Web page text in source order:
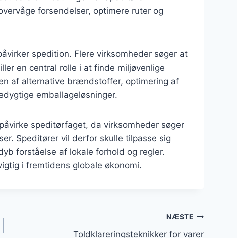
forsendelser, optimere ruter og
spedition. Flere virksomheder søger at
en central rolle i at finde miljøvenlige
af alternative brændstoffer, optimering af
emballageløsninger.
speditørfaget, da virksomheder søger
Speditører vil derfor skulle tilpasse sig
forståelse af lokale forhold og regler.
i fremtidens globale økonomi.
NÆSTE
Toldklareringsteknikker for varer